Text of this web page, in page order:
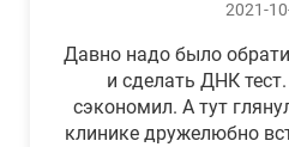
2021-
Давно надо было
и сделать ДНК
сэкономил. А тут
клинике дружелюбно